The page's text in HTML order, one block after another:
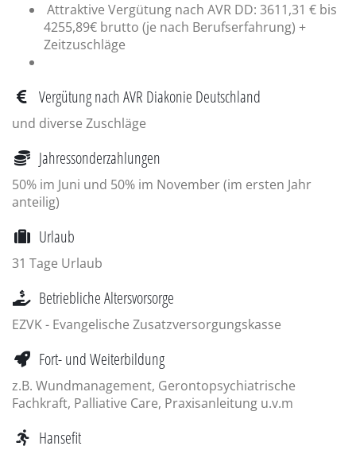
Attraktive Vergütung nach AVR DD: 3611,31 € bis
4255,89€ brutto (je nach Berufserfahrung) +
Zeitzuschläge
Vergütung nach AVR Diakonie Deutschland
und diverse Zuschläge
Jahressonderzahlungen
50% im Juni und 50% im November (im ersten Jahr
anteilig)
Urlaub
31 Tage Urlaub
Betriebliche Altersvorsorge
EZVK - Evangelische Zusatzversorgungskasse
Fort- und Weiterbildung
z.B. Wundmanagement, Gerontopsychiatrische
Fachkraft, Palliative Care, Praxisanleitung u.v.m
Hansefit